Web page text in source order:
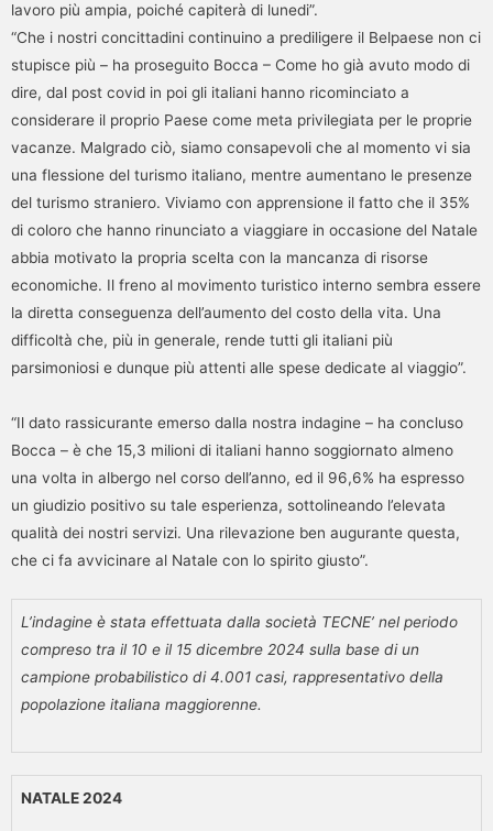
lavoro più ampia, poiché capiterà di lunedi”.
“Che i nostri concittadini continuino a prediligere il Belpaese non ci
stupisce più – ha proseguito Bocca – Come ho già avuto modo di
dire, dal post covid in poi gli italiani hanno ricominciato a
considerare il proprio Paese come meta privilegiata per le proprie
vacanze. Malgrado ciò, siamo consapevoli che al momento vi sia
una flessione del turismo italiano, mentre aumentano le presenze
del turismo straniero. Viviamo con apprensione il fatto che il 35%
di coloro che hanno rinunciato a viaggiare in occasione del Natale
abbia motivato la propria scelta con la mancanza di risorse
economiche. Il freno al movimento turistico interno sembra essere
la diretta conseguenza dell’aumento del costo della vita. Una
difficoltà che, più in generale, rende tutti gli italiani più
parsimoniosi e dunque più attenti alle spese dedicate al viaggio”.
“Il dato rassicurante emerso dalla nostra indagine – ha concluso
Bocca – è che 15,3 milioni di italiani hanno soggiornato almeno
una volta in albergo nel corso dell’anno, ed il 96,6% ha espresso
un giudizio positivo su tale esperienza, sottolineando l’elevata
qualità dei nostri servizi. Una rilevazione ben augurante questa,
che ci fa avvicinare al Natale con lo spirito giusto”.
L’indagine è stata effettuata dalla società TECNE’ nel periodo
compreso tra il 10 e il 15 dicembre 2024 sulla base di un
campione probabilistico di 4.001 casi, rappresentativo della
popolazione italiana maggiorenne.
NATALE 2024